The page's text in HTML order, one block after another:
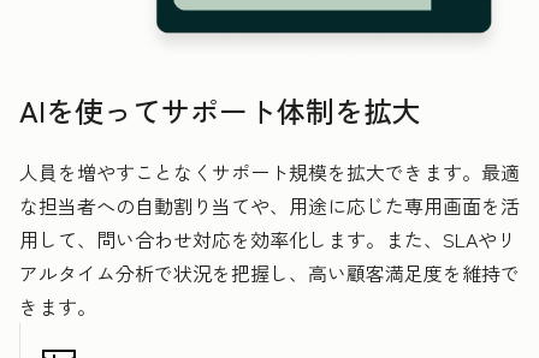
AIを使ってサポート体制を拡大
人員を増やすことなくサポート規模を拡大できます。最適
な担当者への自動割り当てや、用途に応じた専用画面を活
用して、問い合わせ対応を効率化します。また、SLAやリ
アルタイム分析で状況を把握し、高い顧客満足度を維持で
きます。